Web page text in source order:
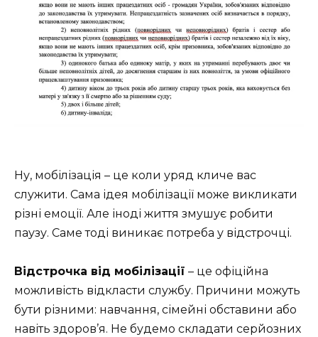
Ну, мобілізація – це коли уряд кличе вас
служити. Сама ідея мобілізації може викликати
різні емоції. Але іноді життя змушує робити
паузу. Саме тоді виникає потреба у відстрочці.
Відстрочка від мобілізації – це офіційна
можливість відкласти службу. Причини можуть
бути різними: навчання, сімейні обставини або
навіть здоров’я. Не будемо складати серйозних